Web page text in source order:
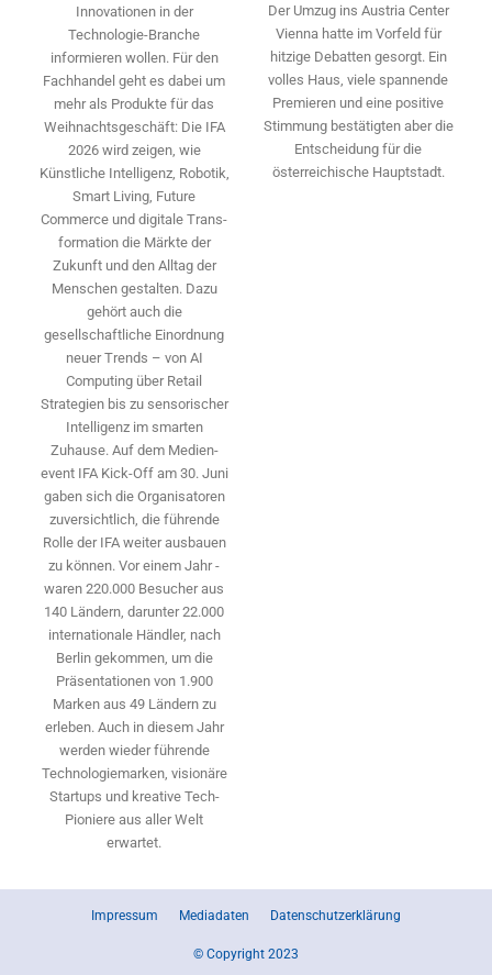
Innovationen in der
Technologie-­Branche
informieren wollen. Für den
Fachhandel geht es dabei um
mehr als Produkte für das
Weihnachtsgeschäft: Die IFA
2026 wird ­zeigen, wie
Künstliche Intelligenz, Robotik,
Smart Living, Future
Commerce und digitale Trans­
formation die Märkte der
Zukunft und den Alltag der
Menschen gestalten. Dazu
gehört auch die
gesellschaftliche Einordnung
neuer Trends – von AI
Computing über Retail
Strategien bis zu sensorischer
Intelligenz im smarten
Zuhause. Auf dem Medien­
event IFA Kick-Off am 30. Juni
gaben sich die Organisatoren
zuversichtlich, die führende
Rolle der IFA weiter ausbauen
zu können. Vor einem Jahr ­
waren 220.000 Besucher aus
140 ­Ländern, ­darunter 22.000
internationale Händler, nach
Berlin gekommen, um die
Präsen­tationen von 1.900
Marken aus 49 Ländern zu
erleben. Auch in diesem Jahr
werden wieder führende
Technologiemarken, visionäre
Startups und ­kreative Tech-
Pioniere aus aller Welt
erwartet.
Der Umzug ins Austria Center
Vienna hatte im Vorfeld für
hitzige Debatten gesorgt. Ein
volles Haus, viele spannende
Premieren und eine positive
Stimmung bestätigten aber die
Entscheidung für die
österreichische Hauptstadt.
Impressum Mediadaten Datenschutzerklärung
© Copyright 2023